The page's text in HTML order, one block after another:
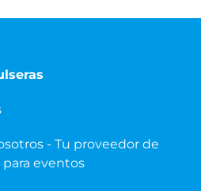
- Tu proveedor de
para eventos